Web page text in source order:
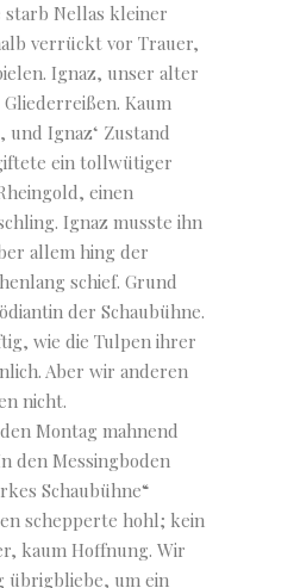
Nellas kleiner
verrückt vor Trauer,
Ignaz, unser alter
Kaum
Ignaz‘ Zustand
ein tollwütiger
einen
Ignaz musste ihn
allem hing der
schief. Grund
der Schaubühne.
wie die Tulpen ihrer
Aber wir anderen
nicht.
Montag mahnend
den Messingboden
Schaubühne“
schepperte hohl; kein
kaum Hoffnung. Wir
übrigbliebe, um ein